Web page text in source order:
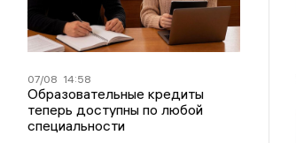
07/08 14:58
Образовательные кредиты
теперь доступны по любой
специальности